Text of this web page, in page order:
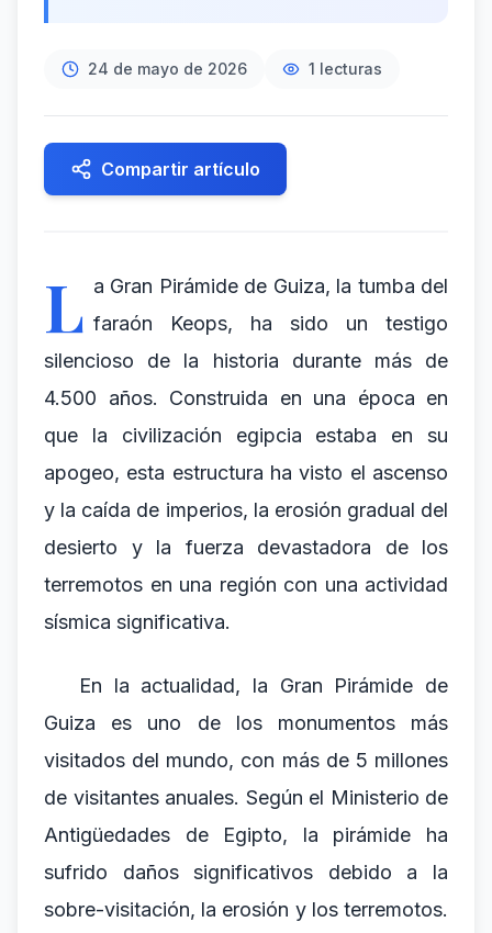
24 de mayo de 2026 1 lecturas
Compartir artículo
L a Gran Pirámide de Guiza, la tumba del
faraón Keops, ha sido un testigo
silencioso de la historia durante más de
4.500 años. Construida en una época en
que la civilización egipcia estaba en su
apogeo, esta estructura ha visto el ascenso
y la caída de imperios, la erosión gradual del
desierto y la fuerza devastadora de los
terremotos en una región con una actividad
sísmica significativa.
En la actualidad, la Gran Pirámide de
Guiza es uno de los monumentos más
visitados del mundo, con más de 5 millones
de visitantes anuales. Según el Ministerio de
Antigüedades de Egipto, la pirámide ha
sufrido daños significativos debido a la
sobre-visitación, la erosión y los terremotos.